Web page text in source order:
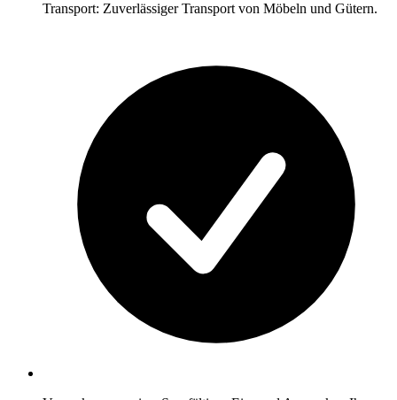
Transport: Zuverlässiger Transport von Möbeln und Gütern.